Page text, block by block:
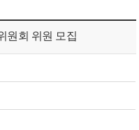
원회 위원 모집